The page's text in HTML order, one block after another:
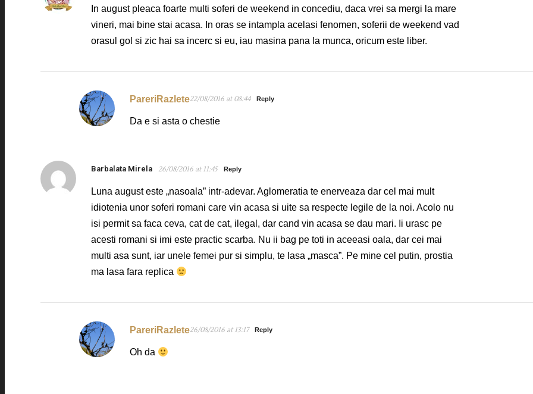
In august pleaca foarte multi soferi de weekend in concediu, daca vrei sa mergi la mare
vineri, mai bine stai acasa. In oras se intampla acelasi fenomen, soferii de weekend vad
orasul gol si zic hai sa incerc si eu, iau masina pana la munca, oricum este liber.
PareriRazlete22/08/2016 at 08:44 Reply
Da e si asta o chestie
Barbalata Mirela 26/08/2016 at 11:45 Reply
Luna august este „nasoala” intr-adevar. Aglomeratia te enerveaza dar cel mai mult
idiotenia unor soferi romani care vin acasa si uite sa respecte legile de la noi. Acolo nu
isi permit sa faca ceva, cat de cat, ilegal, dar cand vin acasa se dau mari. Ii urasc pe
acesti romani si imi este practic scarba. Nu ii bag pe toti in aceeasi oala, dar cei mai
multi asa sunt, iar unele femei pur si simplu, te lasa „masca”. Pe mine cel putin, prostia
ma lasa fara replica
PareriRazlete26/08/2016 at 13:17 Reply
Oh da